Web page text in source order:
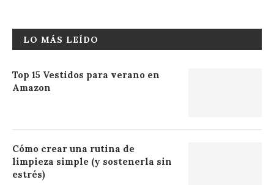
LO MÁS LEÍDO
Top 15 Vestidos para verano en
Amazon
Cómo crear una rutina de
limpieza simple (y sostenerla sin
estrés)